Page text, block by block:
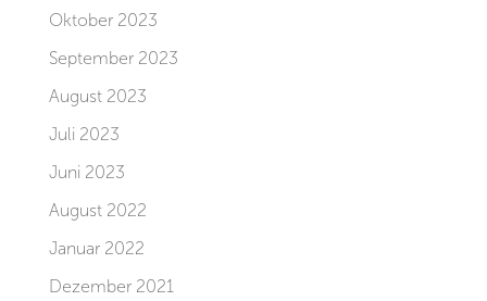
Oktober 2023
September 2023
August 2023
Juli 2023
Juni 2023
August 2022
Januar 2022
Dezember 2021